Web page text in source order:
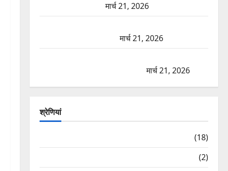
मार्च 21, 2026
मार्च 21, 2026
मार्च 21, 2026
श्रेणियां
(18)
(2)